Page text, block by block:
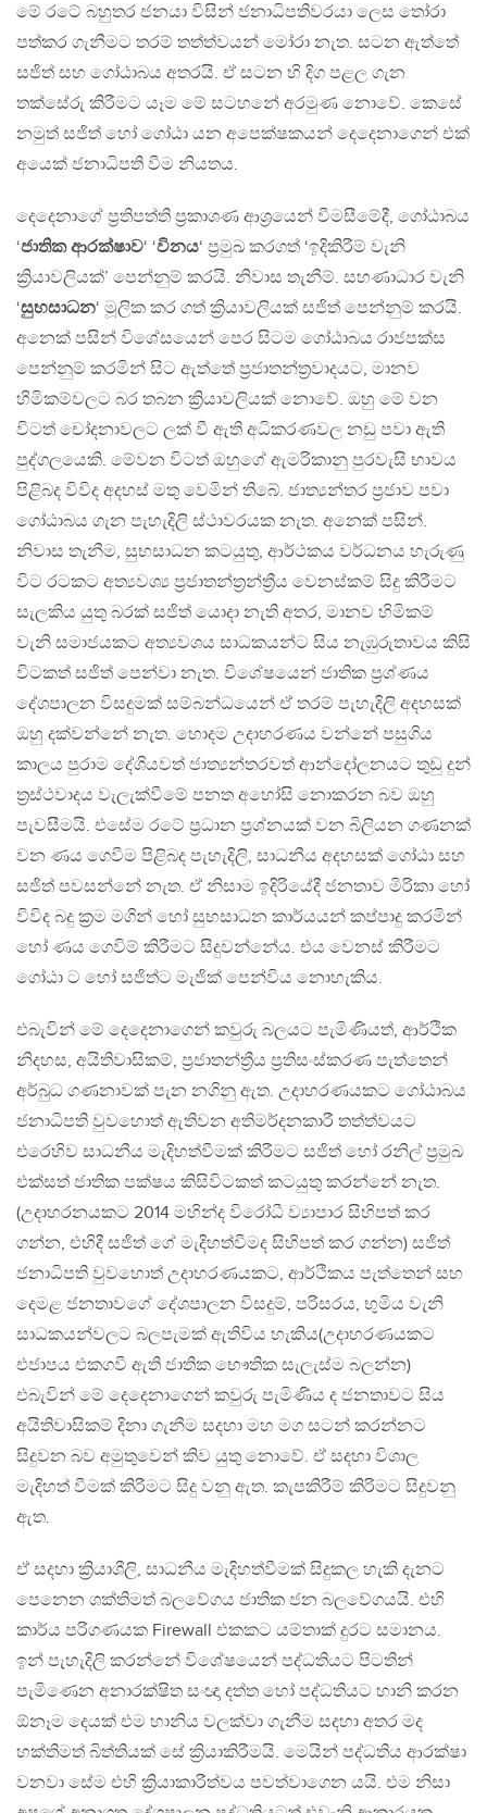
මේ රටේ බහුතර ජනයා විසින් ජනාධිපතිවරයා ලෙස තෝරා
පත්කර ගැනීමට තරම් තත්ත්වයන් මෝරා නැත. සටන ඇත්තේ
සජිත් සහ ගෝඨාබය අතරයි. ඒ සටන හි දිග පළල ගැන
තක්සේරු කිරීමට යෑම මේ සටහනේ අරමුණ නොවේ. කෙසේ
නමුත් සජිත් හෝ ගෝඨා යන අපෙක්ෂකයන් දෙදෙනාගෙන් එක්
අයෙක් ජනාධිපති වීම නියතය.
දෙදෙනාගේ ප්‍රතිපත්ති ප්‍රකාශණ ආශ්‍රයෙන් වීමසීමේදී, ගෝඨාබය
‘ජාතික ආරක්ෂාව‘ ‘විනය‘ ප්‍රමුඛ කරගත් ‘ඉදිකිරීම් වැනි
ක්‍රියාවලියක්’ පෙන්නුම් කරයි. නිවාස තැනීම්. සහණාධාර වැනි
‘සුභසාධන‘ මූලික කර ගත් ක්‍රියාවලියක් සජිත් පෙන්නුම් කරයි.
අනෙක් පසින් විශේසයෙන් පෙර සිටම ගෝඨාබය රාජපක්ස
පෙන්නුම් කරමින් සිට ඇත්තේ ප්‍රජාතන්ත්‍රවාදයට, මානව
හිමිකම්වලට බර තබන ක්‍රියාවලියක් නොවේ. ඔහු මේ වන
විටත් චෝදනාවලට ලක් වී ඇති අධිකරණවල නඩු පවා ඇති
පුද්ගලයෙකි. මේවන විටත් ඔහුගේ ඇමරිකානු පුරවැසි භාවය
පිළිබද විවිද අදහස් මතු වෙමින් තිබේ. ජාත්‍යන්තර ප්‍රජාව පවා
ගෝඨාබය ගැන පැහැදිලි ස්ථාවරයක නැත. අනෙක් පසින්.
නිවාස තැනීම, සුභසාධන කටයුතු, ආර්ථකය වර්ධනය හැරුණු
විට රටකට අත්‍යවශ්‍ය ප්‍රජාතන්ත්‍රන්ත්‍රීය වෙනස්කම් සිදු කිරීමට
සැලකිය යුතු බරක් සජිත් යොදා නැති අතර, මානව හිමිකම්
වැනි සමාජයකට අත්‍යවශය සාධකයන්ට සිය නැඹුරුතාවය කිසි
විටකත් සජිත් පෙන්වා නැත. විශේෂයෙන් ජාතික ප්‍රශ්ණය
දේශපාලන විසදුමක් සම්බන්ධයෙන් ඒ තරම් පැහැදිලි අදහසක්
ඔහු දක්වන්නේ නැත. හොදම උදාහරණය වන්නේ පසුගිය
කාලය පුරාම දේශියවත් ජාත්‍යන්තරවත් ආන්දෝලනයට තුඩු දුන්
ත්‍රස්ථවාදය වැලැක්වීමේ පනත අහෝසි නොකරන බව ඔහු
පැවසීමයි. එසේම රටේ ප්‍රධාන ප්‍රශ්නයක් වන බිලියන ගණනක්
වන ණය ගෙවීම පිළිබද පැහැදිලි, සාධනීය අදහසක් ගෝඨා සහ
සජිත් පවසන්නේ නැත. ඒ නිසාම ඉදිරියේදී ජනතාව මිරිකා හෝ
විවිද බදු ක්‍රම මගින් හෝ සුභසාධන කාර්යයන් කප්පාදු කරමින්
හෝ ණය ගෙවිම් කිරීමට සිදුවන්නේය. එය වෙනස් කිරීමට
ගෝඨා ට හෝ සජිත්ට මැජික් පෙන්විය නොහැකිය.
එබැවින් මේ දෙදෙනාගෙන් කවුරු බලයට පැමිණියත්, ආර්ථික
නිදහස, අයිතිවාසිකම්, ප්‍රජාතන්ත්‍රීය ප්‍රතිසංස්කරණ පැත්තෙන්
අර්බුධ ගණනාවක් පැන නගිනු ඇත. උදාහරණයකට ගෝඨාබය
ජනාධිපති වුවහොත් ඇතිවන අතිමර්දනකාරී තත්ත්වයට
එරෙහිව සාධනීය මැදිහත්වීමක් කිරීමට සජිත් හෝ රනිල් ප්‍රමුඛ
එක්සත් ජාතික පක්ෂය කිසිවිටකත් කටයුතු කරන්නේ නැත.
(උදාහරනයකට 2014 මහින්ද විරෝධී ව්‍යාපාර සිහිපත් කර
ගන්න, එහිදී සජිත් ගේ මැදිහත්වීමද සිහිපත් කර ගන්න) සජිත්
ජනාධිපති වුවහොත් උදාහරණයකට, ආර්ථිකය පැත්තෙන් සහ
දෙමළ ජනතාවගේ දේශපාලන විසදුම්, පරිසරය, භුමිය වැනි
සාධකයන්වලට බලපැමක් ඇතිවිය හැකිය(උදාහරණයකට
එජාපය එකගවී ඇති ජාතික භෞතික සැලැස්ම බලන්න)
එබැවින් මේ දෙදෙනාගෙන් කවුරු පැමිණිය ද ජනතාවට සිය
අයිතිවාසිකම් දිනා ගැනීම සදහා මහ මග සටන් කරන්නට
සිදුවන බව අමුතුවෙන් කිව යුතු නොවේ. ඒ සදහා විශාල
මැදිහත් වීමක් කිරීමට සිදු වනු ඇත. කැපකිරීම් කිරිමට සිදුවනු
ඇත.
ඒ සදහා ක්‍රියාශීලි, සාධනීය මැදිහත්වීමක් සිදුකල හැකි දැනට
පෙනෙන ශක්තිමත් බලවේගය ජාතික ජන බලවේගයයි. එහි
කාර්ය පරිගණයක Firewall එකකට යම්තාක් දුරට සමානය.
ඉන් පැහැදිලි කරන්නේ විශේෂයෙන් පද්ධතියට පිටතින්
පැමිණෙන අනාරක්ෂිත සංඥා දත්ත හෝ පද්ධතියට හානි කරන
ඕනෑම දෙයක් එම හානිය වලක්වා ගැනීම සදහා අතර මද
හක්තිමත් බිත්තියක් සේ ක්‍රියාකිරීමයි. මෙයින් පද්ධතිය ආරක්ෂා
වනවා සේම එහි ක්‍රියාකාරීත්වය පවත්වාගෙන යයි. එම නිසා